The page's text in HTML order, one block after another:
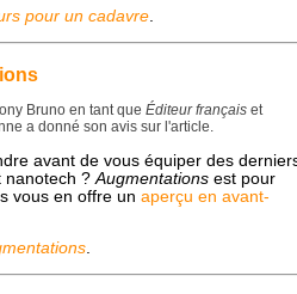
pour un cadavre.
Bruno en tant que Éditeur françaiset
a donné son avis sur l'article.
avant de vous équiper des
nanotech ? Augmentationsest pour
vous en offre un aperçu en avant-
.